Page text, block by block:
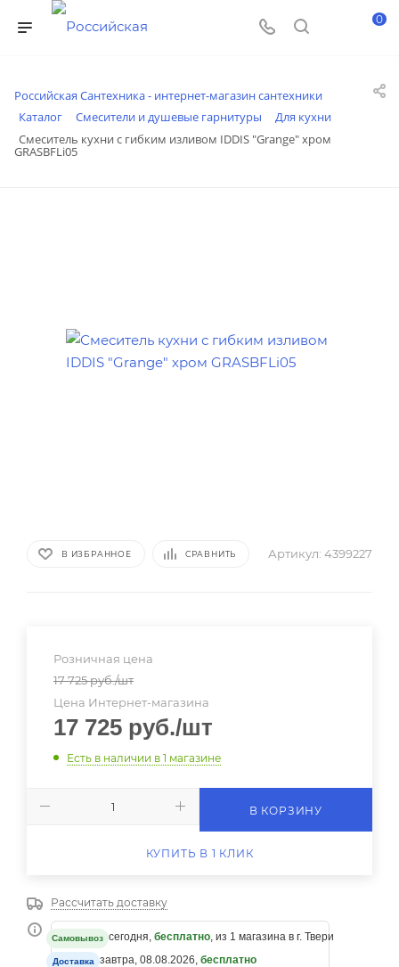
0
Российская Сантехника - интернет-магазин сантехники
Каталог
Смесители и душевые гарнитуры
Для кухни
Смеситель кухни с гибким изливом IDDIS "Grange" хром
GRASBFLi05
В ИЗБРАННОЕ СРАВНИТЬ Артикул: 4399227
Розничная цена
17 725руб./шт
Цена Интернет-магазина
17 725 руб./шт
Есть в наличии в 1 магазине
В КОРЗИНУ
КУПИТЬ В 1 КЛИК
Рассчитать доставку
Самовывоз сегодня, бесплатно , из 1 магазина в г. Твери
Доставка завтра, 08.08.2026, бесплатно